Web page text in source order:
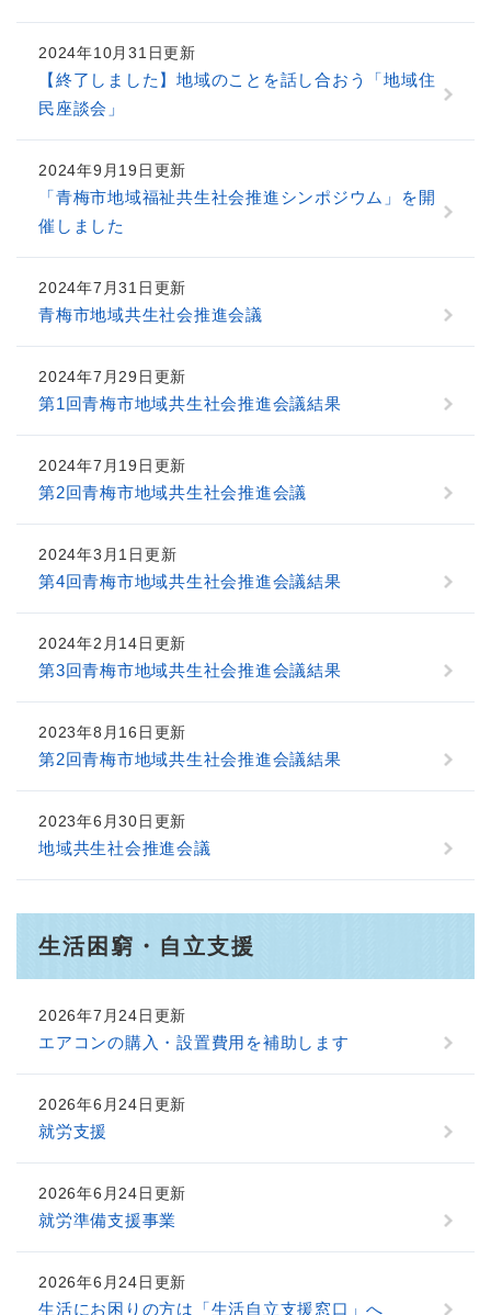
2024年10月31日更新
【終了しました】地域のことを話し合おう「地域住
民座談会」
2024年9月19日更新
「青梅市地域福祉共生社会推進シンポジウム」を開
催しました
2024年7月31日更新
青梅市地域共生社会推進会議
2024年7月29日更新
第1回青梅市地域共生社会推進会議結果
2024年7月19日更新
第2回青梅市地域共生社会推進会議
2024年3月1日更新
第4回青梅市地域共生社会推進会議結果
2024年2月14日更新
第3回青梅市地域共生社会推進会議結果
2023年8月16日更新
第2回青梅市地域共生社会推進会議結果
2023年6月30日更新
地域共生社会推進会議
生活困窮・自立支援
2026年7月24日更新
エアコンの購入・設置費用を補助します
2026年6月24日更新
就労支援
2026年6月24日更新
就労準備支援事業
2026年6月24日更新
生活にお困りの方は「生活自立支援窓口」へ